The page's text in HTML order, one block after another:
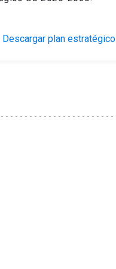
Descargar plan estratégico